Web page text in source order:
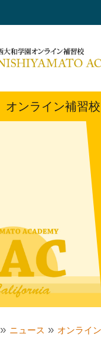
オンライン補習校
» ニュース » オンライ